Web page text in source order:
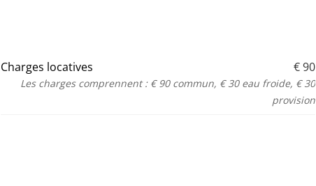
Charges locatives € 90
Les charges comprennent : € 90 commun, € 30 eau froide, € 30
provision